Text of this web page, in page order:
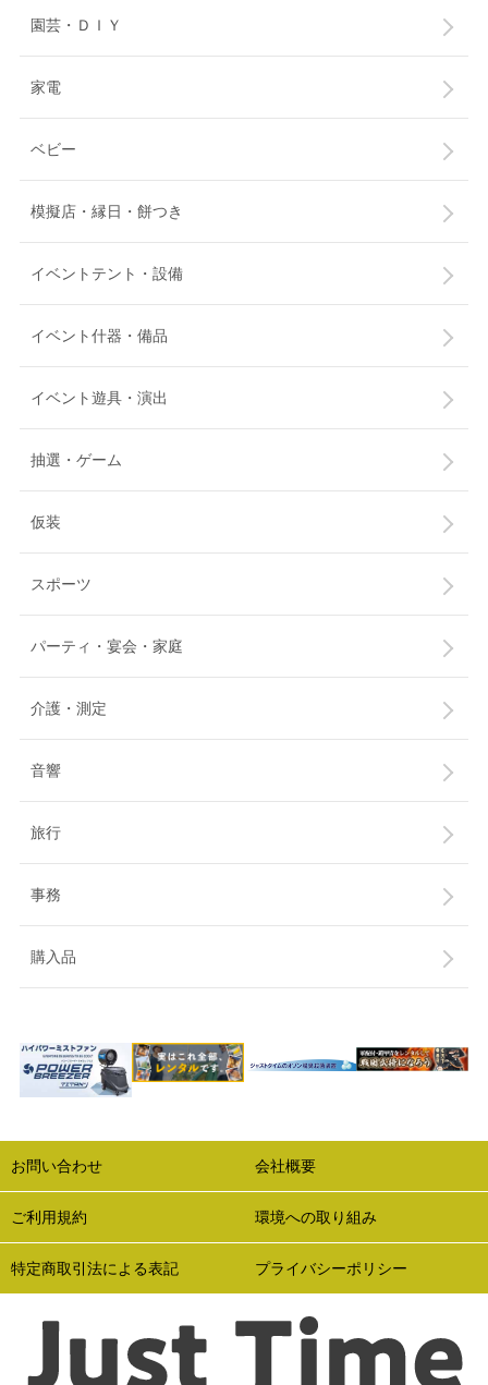
園芸・ＤＩＹ
家電
ベビー
模擬店・縁日・餅つき
イベントテント・設備
イベント什器・備品
イベント遊具・演出
抽選・ゲーム
仮装
スポーツ
パーティ・宴会・家庭
介護・測定
音響
旅行
事務
購入品
お問い合わせ 会社概要
ご利用規約 環境への取り組み
特定商取引法による表記 プライバシーポリシー